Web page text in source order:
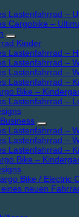
Lastenfahrrad –
Cargobike –
Kinder
Lastenfahrrad –
Lastenfahrrad –
Lastenfahrrad –
Lastenfahrrad –
Bike –
Lastenfahrrad –
Lastenfahrrad –
Lastenfahrrad –
Lastenfahrrad –
Bike –
Bike / Electric
neuen